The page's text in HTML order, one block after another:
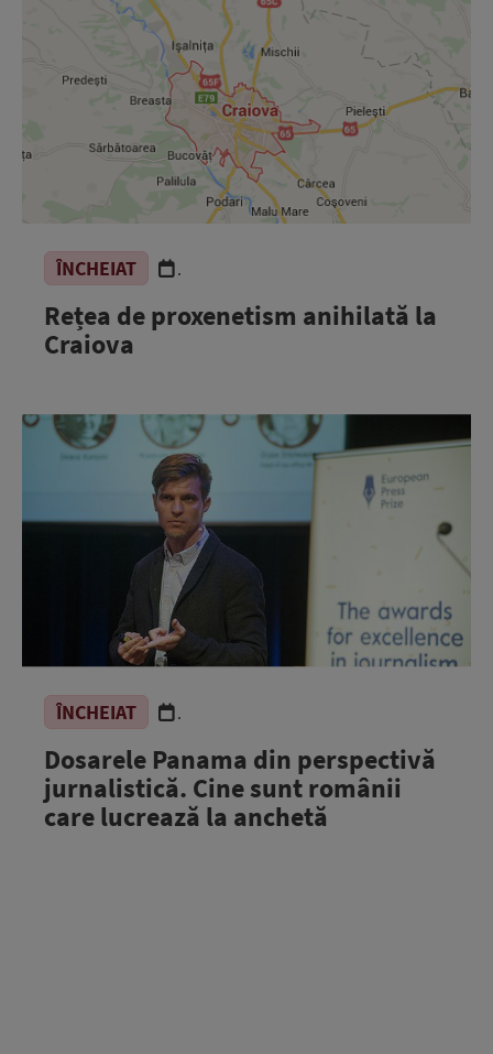
ÎNCHEIAT .
Rețea de proxenetism anihilată la
Craiova
ÎNCHEIAT .
Dosarele Panama din perspectivă
jurnalistică. Cine sunt românii
care lucrează la anchetă